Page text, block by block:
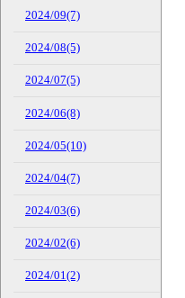
2024/09(7)
2024/08(5)
2024/07(5)
2024/06(8)
2024/05(10)
2024/04(7)
2024/03(6)
2024/02(6)
2024/01(2)